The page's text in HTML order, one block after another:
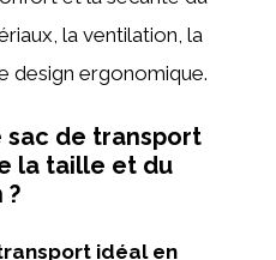
la ventilation, la
design ergonomique.
sac de transport
la taille et du
?
idéal en